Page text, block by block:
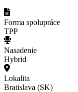
Forma spolupráce
TPP
Nasadenie
Hybrid
Lokalita
Bratislava (SK)